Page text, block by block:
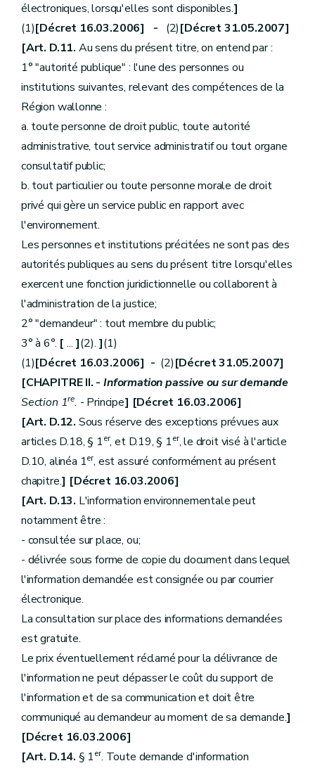
électroniques, lorsqu'elles sont disponibles.]
(1)[Décret 16.03.2006] - (2)[Décret 31.05.2007]
[Art. D.11. Au sens du présent titre, on entend par :
1° "autorité publique" : l'une des personnes ou
institutions suivantes, relevant des compétences de la
Région wallonne :
a. toute personne de droit public, toute autorité
administrative, tout service administratif ou tout organe
consultatif public;
b. tout particulier ou toute personne morale de droit
privé qui gère un service public en rapport avec
l'environnement.
Les personnes et institutions précitées ne sont pas des
autorités publiques au sens du présent titre lorsqu'elles
exercent une fonction juridictionnelle ou collaborent à
l'administration de la justice;
2° "demandeur" : tout membre du public;
3° à 6°. [ ... ](2). ](1)
(1)[Décret 16.03.2006] - (2)[Décret 31.05.2007]
[CHAPITRE II. -Information passive ou sur demande
Section 1re. - Principe] [Décret 16.03.2006]
[Art. D.12. Sous réserve des exceptions prévues aux
articles D.18, § 1er, et D.19, § 1er, le droit visé à l'article
D.10, alinéa 1er, est assuré conformément au présent
chapitre.] [Décret 16.03.2006]
[Art. D.13. L'information environnementale peut
notamment être :
- consultée sur place, ou;
- délivrée sous forme de copie du document dans lequel
l'information demandée est consignée ou par courrier
électronique.
La consultation sur place des informations demandées
est gratuite.
Le prix éventuellement réclamé pour la délivrance de
l'information ne peut dépasser le coût du support de
l'information et de sa communication et doit être
communiqué au demandeur au moment de sa demande.]
[Décret 16.03.2006]
[Art. D.14. § 1er. Toute demande d'information